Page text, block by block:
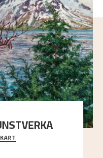
i Astrups malerier